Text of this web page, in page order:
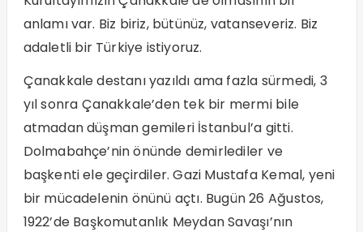
anlamı var. Biz biriz, bütünüz, vatanseveriz. Biz
adaletli bir Türkiye istiyoruz.
Çanakkale destanı yazıldı ama fazla sürmedi, 3
yıl sonra Çanakkale’den tek bir mermi bile
atmadan düşman gemileri İstanbul’a gitti.
Dolmabahçe’nin önünde demirlediler ve
başkenti ele geçirdiler. Gazi Mustafa Kemal, yeni
bir mücadelenin önünü açtı. Bugün 26 Ağustos,
1922’de Başkomutanlık Meydan Savaşı’nın